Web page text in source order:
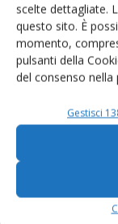
scelte dettagliate.
questo sito. È
momento,
pulsanti della
del consenso
Gestisci
© Tecniche Nuove